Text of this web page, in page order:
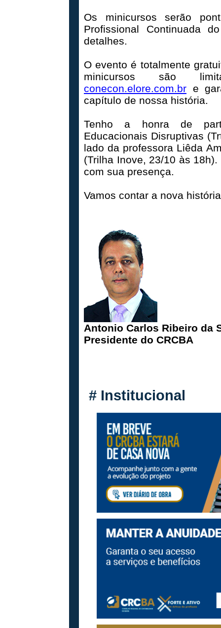
Os minicursos serão
Profissional Continuada
detalhes.
O evento é totalmente
minicursos são
conecon.elore.com.br e
capítulo de nossa história.
Tenho a honra de
Educacionais Disruptivas
lado da professora Liêda
(Trilha Inove, 23/10 às
com sua presença.
Vamos contar a nova
Antonio Carlos Ribeiro da
Presidente do CRCBA
# Institucional